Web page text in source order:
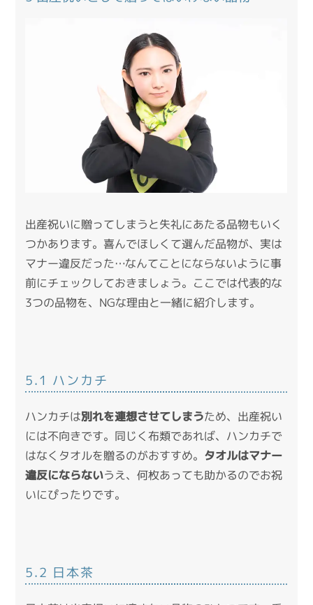
出産祝いに贈ってしまうと失礼にあたる品物もいく
つかあります。喜んでほしくて選んだ品物が、実は
マナー違反だった…なんてことにならないように事
前にチェックしておきましょう。ここでは代表的な
3つの品物を、NGな理由と一緒に紹介します。
5.1 ハンカチ
ハンカチは別れを連想させてしまうため、出産祝い
には不向きです。同じく布類であれば、ハンカチで
はなくタオルを贈るのがおすすめ。 タオルはマナー
違反にならないうえ、何枚あっても助かるのでお祝
いにぴったりです。
5.2 日本茶